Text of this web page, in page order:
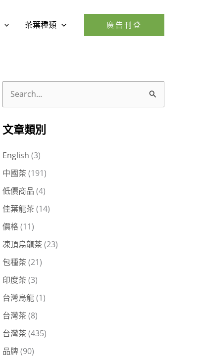
茶葉種類 廣告刊登
關
字
:
文章類別
English (3)
中國茶 (191)
低價商品 (4)
佳葉龍茶 (14)
價格(11)
凍頂烏龍茶 (23)
包種茶 (21)
印度茶 (3)
台灣烏龍(1)
台灣茶 (8)
台灣茶 (435)
品牌(90)